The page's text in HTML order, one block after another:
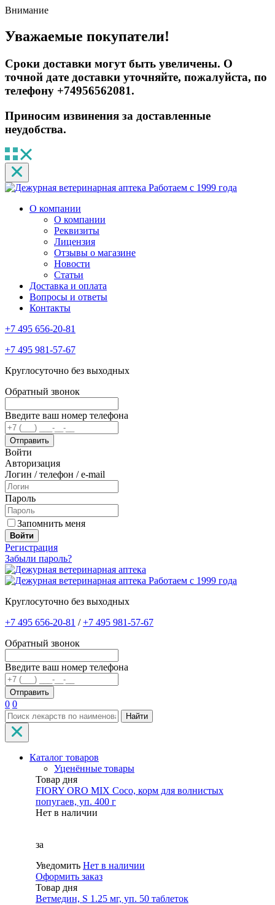
Внимание
Уважаемые покупатели!
Сроки доставки могут быть увеличены. О
точной дате доставки уточняйте, пожалуйста, по
телефону +74956562081.
Приносим извинения за доставленные
неудобства.
Работаем с 1999 года
О компании
О компании
Реквизиты
Лицензия
Отзывы о магазине
Новости
Статьи
Доставка и оплата
Вопросы и ответы
Контакты
+7 495 656-20-81
+7 495 981-57-67
Круглосуточно без выходных
Обратный звонок
Введите ваш номер телефона
Войти
Авторизация
Логин / телефон / e-mail
Пароль
Запомнить меня
Войти
Регистрация
Забыли пароль?
Работаем с 1999 года
Круглосуточно без выходных
+7 495 656-20-81 /+7 495 981-57-67
Обратный звонок
Введите ваш номер телефона
0 0
Найти
Каталог товаров
Уценённые товары
Товар дня
FIORY ORO MIX Coco, корм для волнистых
попугаев, уп. 400 г
Нет в наличии
за
Уведомить Нет в наличии
Оформить заказ
Товар дня
Ветмедин, S 1.25 мг, уп. 50 таблеток